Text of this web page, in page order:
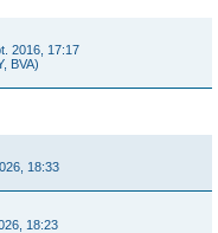
2016, 17:17
BVA)
18:33
18:23